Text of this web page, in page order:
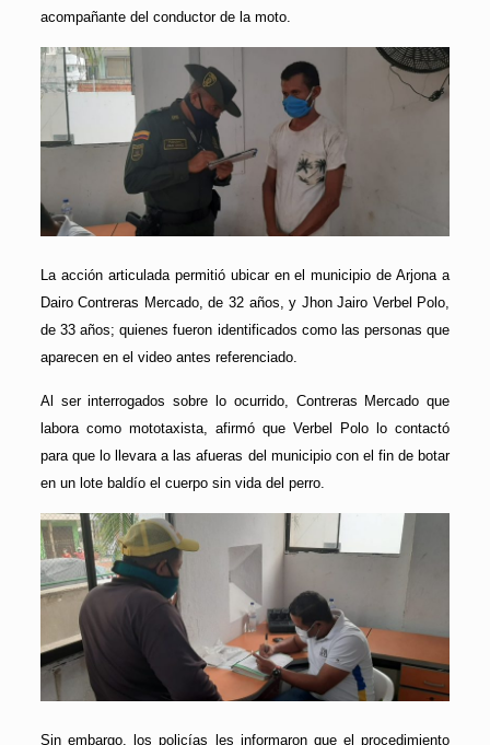
acompañante del conductor de la moto.
La acción articulada permitió ubicar en el municipio de Arjona a
Dairo Contreras Mercado, de 32 años, y Jhon Jairo Verbel Polo,
de 33 años; quienes fueron identificados como las personas que
aparecen en el video antes referenciado.
Al ser interrogados sobre lo ocurrido, Contreras Mercado que
labora como mototaxista, afirmó que Verbel Polo lo contactó
para que lo llevara a las afueras del municipio con el fin de botar
en un lote baldío el cuerpo sin vida del perro.
Sin embargo, los policías les informaron que el procedimiento